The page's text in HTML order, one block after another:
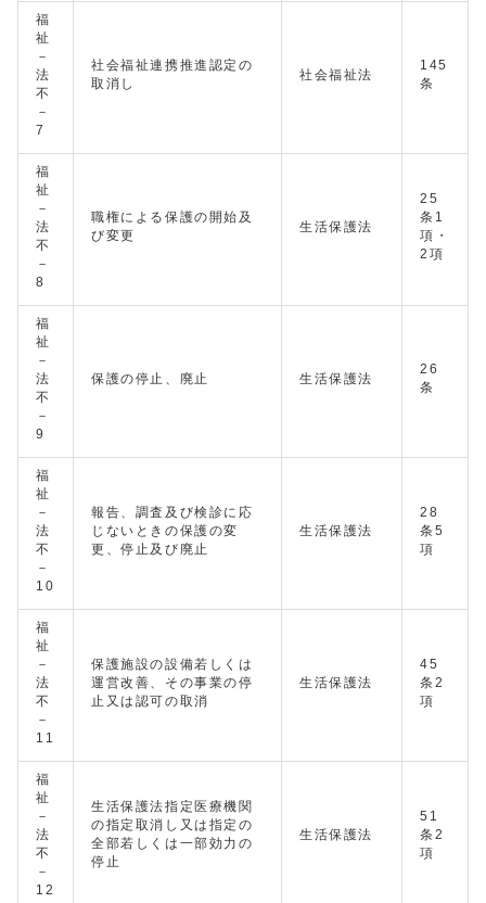
福
祉
－
法
不
－
7
社会福祉連携推進認定の
取消し
社会福祉法
145
条
福
祉
－
法
不
－
8
職権による保護の開始及
び変更
生活保護法
25
条1
項・
2項
福
祉
－
法
不
－
9
保護の停止、廃止 生活保護法
26
条
福
祉
－
法
不
－
10
報告、調査及び検診に応
じないときの保護の変
更、停止及び廃止
生活保護法
28
条5
項
福
祉
－
法
不
－
11
保護施設の設備若しくは
運営改善、その事業の停
止又は認可の取消
生活保護法
45
条2
項
福
祉
－
法
不
－
12
生活保護法指定医療機関
の指定取消し又は指定の
全部若しくは一部効力の
停止
生活保護法
51
条2
項